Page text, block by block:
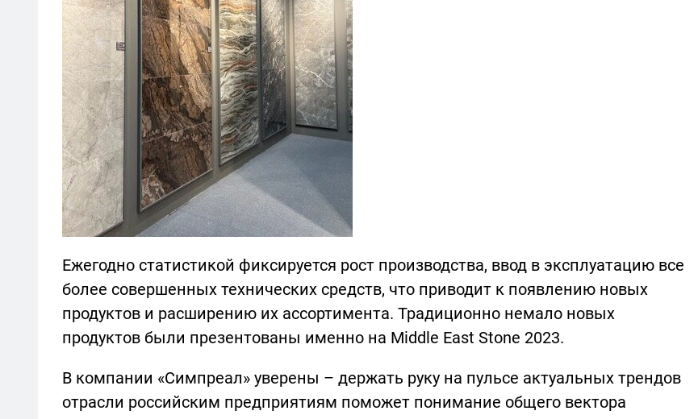
Ежегодно статистикой фиксируется рост производства, ввод в эксплуатацию все
более совершенных технических средств, что приводит к появлению новых
продуктов и расширению их ассортимента. Традиционно немало новых
продуктов были презентованы именно на Middle East Stone 2023.
В компании «Симпреал» уверены – держать руку на пульсе актуальных трендов
отрасли российским предприятиям поможет понимание общего вектора